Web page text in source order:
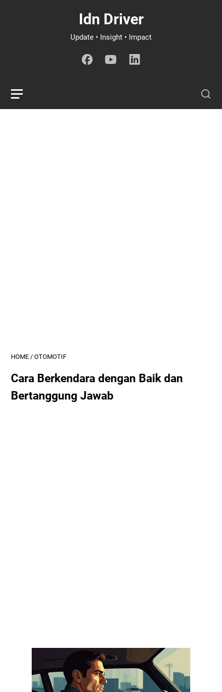
Idn Driver
Update • Insight • Impact
HOME / OTOMOTIF
Cara Berkendara dengan Baik dan
Bertanggung Jawab